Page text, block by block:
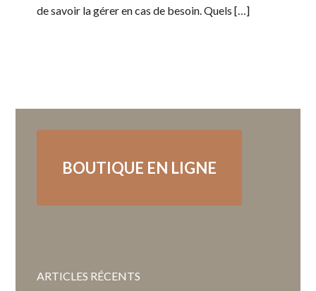
de savoir la gérer en cas de besoin. Quels […]
BOUTIQUE EN LIGNE
ARTICLES RÉCENTS